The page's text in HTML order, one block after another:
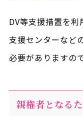
DV等支援措置を
支援センターなど
必要がありますの
親権者となる